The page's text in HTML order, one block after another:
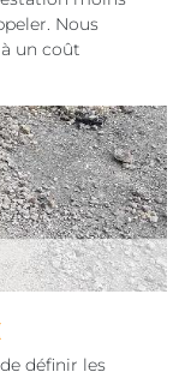
Nous
un coût
définir les